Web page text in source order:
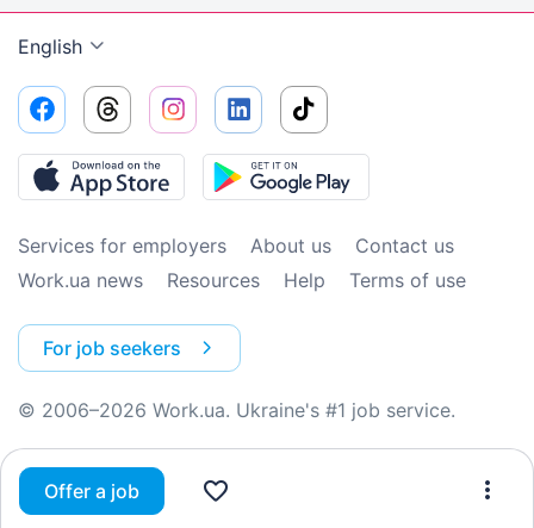
Offer a job
English
Services for employers About us
Contact us
Work.ua news
Resources Help Terms of use
For job seekers
© 2006–2026 Work.ua. Ukraine's #1 job service.